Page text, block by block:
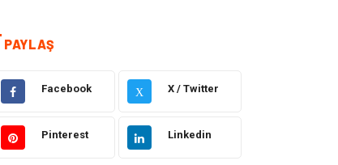
Moda
Yazılım
PAYLAŞ
Facebook X X / Twitter
Pinterest Linkedin